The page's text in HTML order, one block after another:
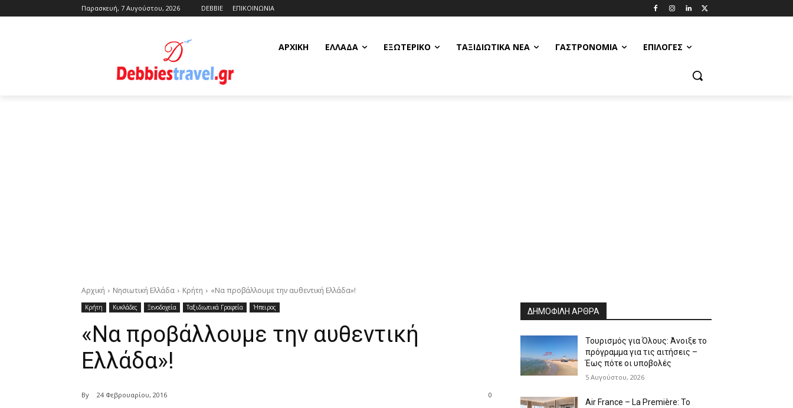
Παρασκευή, 7 Αυγούστου, 2026 DEBBIE ΕΠΙΚΟΙΝΩΝΙΑ
ΑΡΧΙΚΗ ΕΛΛΆΔΑ ΕΞΩΤΕΡΙΚΌ ΤΑΞΙΔΙΩΤΙΚΆ ΝΈΑ ΓΑΣΤΡΟΝΟΜΊΑ ΕΠΙΛΟΓΈΣ
Αρχική Νησιωτική Ελλάδα Κρήτη «Να προβάλλουμε την αυθεντική Ελλάδα»!
Κρήτη Κυκλάδες Ξενοδοχεία Ταξιδιωτικά Γραφεία Ήπειρος
«Να προβάλλουμε την αυθεντική
Ελλάδα»!
By 24 Φεβρουαρίου, 2016 0
ΔΗΜΟΦΙΛΗ ΑΡΘΡΑ
Τουρισμός για Όλους: Άνοιξε το
πρόγραμμα για τις αιτήσεις –
Έως πότε οι υποβολές
5 Αυγούστου, 2026
Air France – La Première: Το